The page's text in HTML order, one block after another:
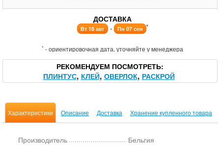
ДОСТАВКА
Вт 18 авг - Пн 07 сен *
* - ориентировочная дата, уточняйте у менеджера
РЕКОМЕНДУЕМ ПОСМОТРЕТЬ
ПЛИНТУС КЛЕЙ ОВЕРЛОК РАСКРОЙ
Характеристики Описание Доставка Хранение купленного товара
Производитель
Бельгия